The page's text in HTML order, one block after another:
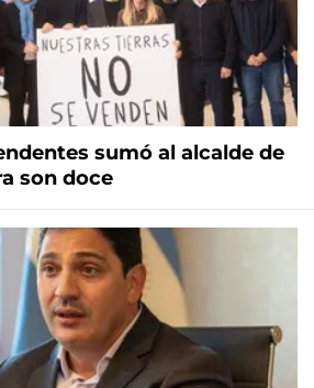
sumó al alcalde de
son doce